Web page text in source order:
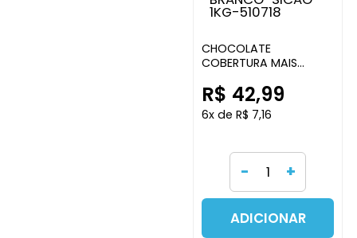
CHOCOLATE
COBERTURA MAIS
1KG
R$ 42,99
6x de R$ 7,16
- +
ADICIONAR